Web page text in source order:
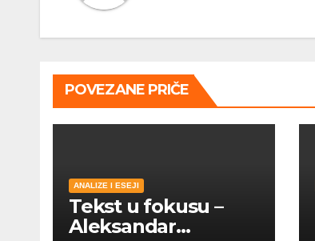
POVEZANE PRIČE
ANALIZE I ESEJI
Tekst u fokusu –
Aleksandar